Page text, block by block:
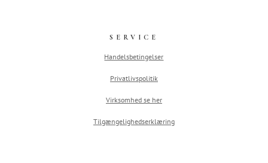
SERVICE
Handelsbetingelser
Privatlivspolitik
Virksomhed se her
Tilgængelighedserklæring